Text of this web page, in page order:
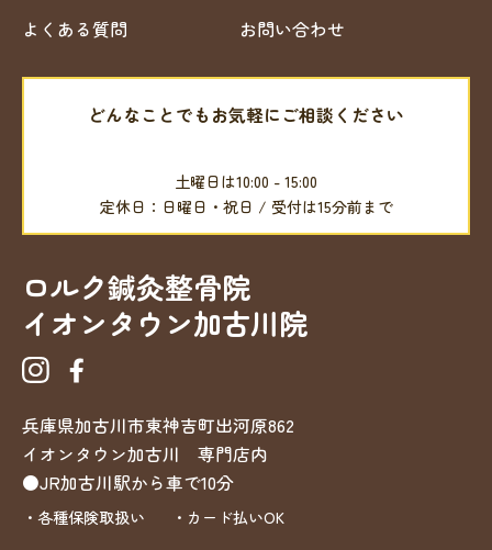
よくある質問
お問い合わせ
どんなことでもお気軽にご相談ください
土曜日は10:00 - 15:00
定休日：日曜日・祝日 / 受付は15分前まで
ロルク鍼灸整骨院
イオンタウン加古川院
兵庫県加古川市東神吉町出河原862
イオンタウン加古川 専門店内
●JR加古川駅から車で10分
・各種保険取扱い ・カード払いOK